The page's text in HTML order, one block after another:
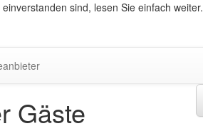
sind, lesen Sie einfach weiter.
Gäste